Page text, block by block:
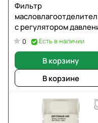
Фильтр
с регулятором
и автосбросом 1/2", 5
WIEDERKRAFT WDK-
0 Есть в наличии
В корзину
В корзине